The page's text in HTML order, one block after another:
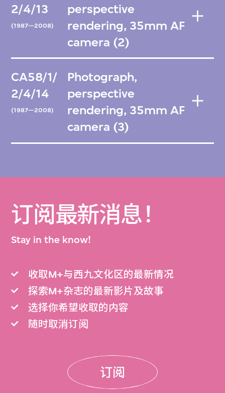
2/4/13
(1987—2008)
perspective
rendering, 35mm AF
camera (2)
CA58/1/
2/4/14
(1987—2008)
Photograph,
perspective
rendering, 35mm AF
camera (3)
订阅最新消息！
Stay in the know!
收取M+与西九文化区的最新情况
探索M+杂志的最新影片及故事
选择你希望收取的内容
随时取消订阅
订阅